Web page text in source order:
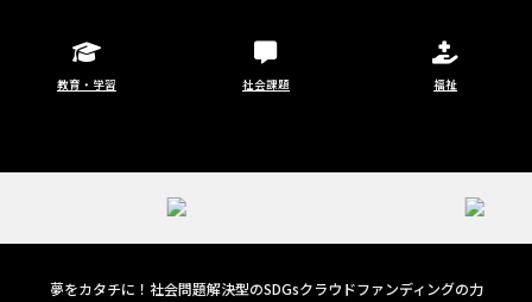
教育・学習 社会課題 福祉
夢をカタチに！社会問題解決型のSDGsクラウドファンディングの力